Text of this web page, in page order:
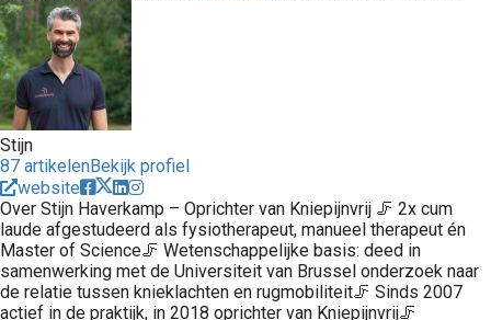
Stijn
87 artikelenBekijk profiel
website
Over Stijn Haverkamp – Oprichter van Kniepijnvrij 🦵 2x cum
laude afgestudeerd als fysiotherapeut, manueel therapeut én
Master of Science🦵 Wetenschappelijke basis: deed in
samenwerking met de Universiteit van Brussel onderzoek naar
de relatie tussen knieklachten en rugmobiliteit🦵 Sinds 2007
actief in de praktijk, in 2018 oprichter van Kniepijnvrij🦵